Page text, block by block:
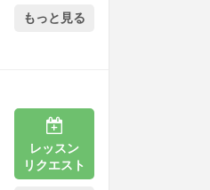
もっと見る
レッスン
リクエスト